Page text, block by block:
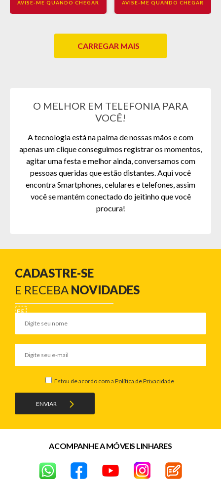
AVISE-ME QUANDO CHEGAR AVISE-ME QUANDO CHEGAR
CARREGAR MAIS
O MELHOR EM TELEFONIA PARA
VOCÊ!
A tecnologia está na palma de nossas mãos e com
apenas um clique conseguimos registrar os momentos,
agitar uma festa e melhor ainda, conversamos com
pessoas queridas que estão distantes. Aqui você
encontra Smartphones, celulares e telefones, assim
você se mantém conectado do jeitinho que você
procura!
CADASTRE-SE
E RECEBA NOVIDADES
ENVIAR
Estou de acordo com a Política de Privacidade
ACOMPANHE A MÓVEIS LINHARES